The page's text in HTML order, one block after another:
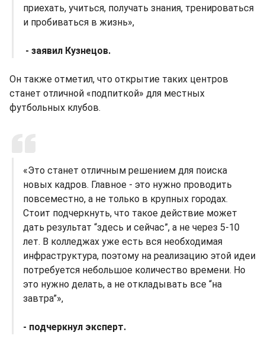
приехать, учиться, получать знания, тренироваться
и пробиваться в жизнь»,
- заявил Кузнецов.
Он также отметил, что открытие таких центров
станет отличной «подпиткой» для местных
футбольных клубов.
«Это станет отличным решением для поиска
новых кадров. Главное - это нужно проводить
повсеместно, а не только в крупных городах.
Стоит подчеркнуть, что такое действие может
дать результат “здесь и сейчас”, а не через 5-10
лет. В колледжах уже есть вся необходимая
инфраструктура, поэтому на реализацию этой идеи
потребуется небольшое количество времени. Но
это нужно делать, а не откладывать все “на
завтра”»,
- подчеркнул эксперт.